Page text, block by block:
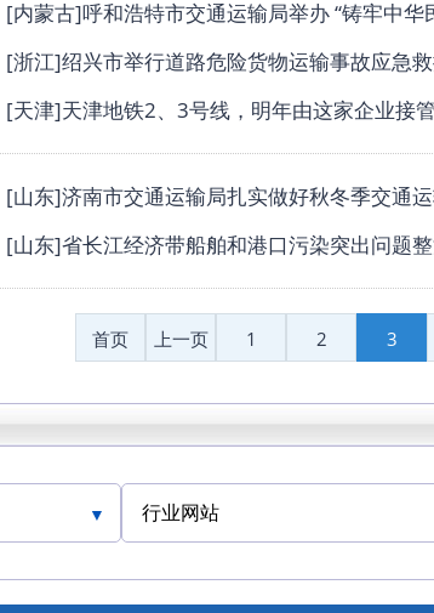
[内蒙古]呼和浩特市交通运输局举办 “铸牢中华
[浙江]绍兴市举行道路危险货物运输事故应急
[天津]天津地铁2、3号线，明年由这家企业接
[山东]济南市交通运输局扎实做好秋冬季交通
[山东]省长江经济带船舶和港口污染突出问题
首页 上一页 1 2 3
行业网站
人民交通网